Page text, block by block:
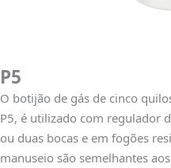
P5
O botijão de gás de cinco
P5, é utilizado com regulador
ou duas bocas e em fogões
manuseio são semelhantes